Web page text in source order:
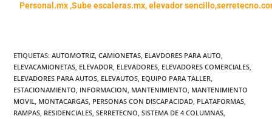
Personal.mx ,Sube escaleras.mx,elevador sencillo,
ETIQUETAS:AUTOMOTRIZ, CAMIONETAS, ELAVDORES PARA AUTO,
ELEVACAMIONETAS, ELEVADOR, ELEVADORES, ELEVADORES COMERCIALES,
ELEVADORES PARA AUTOS, ELEVAUTOS, EQUIPO PARA TALLER,
ESTACIONAMIENTO, INFORMACION, MANTENIMIENTO, MANTENIMIENTO
MOVIL, MONTACARGAS, PERSONAS CON DISCAPACIDAD, PLATAFORMAS,
RAMPAS, RESIDENCIALES, SERRETECNO, SISTEMA DE 4 COLUMNAS,